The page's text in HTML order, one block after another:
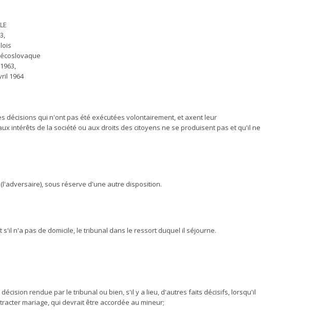
1964
décisions qui n'ont pas été exécutées volontairement, et axent leur
intérêts de la société ou aux droits des citoyens ne se produisent pas et qu'il ne
sous réserve d'une autre disposition.
n'a pas de domicile, le tribunal dans le ressort duquel il séjourne.
rendue par le tribunal ou bien, s'il y a lieu, d'autres faits décisifs, lorsqu'il
mariage, qui devrait être accordée au mineur;